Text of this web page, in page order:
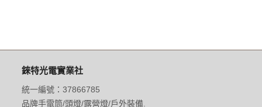
錸特光電實業社
統一編號：37866785
品牌手電筒/頭燈/露營燈/戶外裝備.